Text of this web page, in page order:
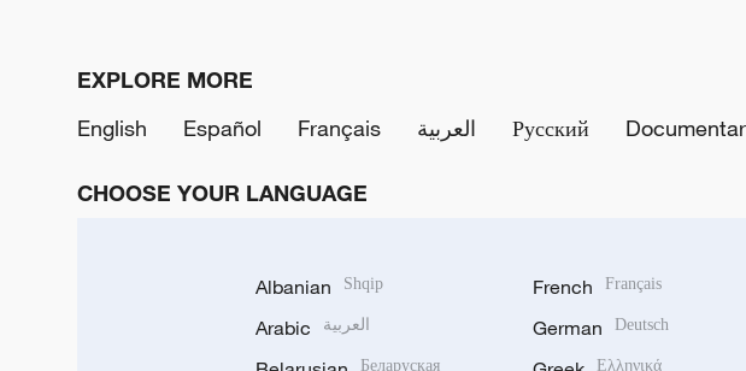
EXPLORE MORE
English
Español Français العربية Русский
CHOOSE YOUR LANGUAGE
Albanian Shqip
Arabic العربية
Беларуская
French Français
German Deutsch
Ελληνικά